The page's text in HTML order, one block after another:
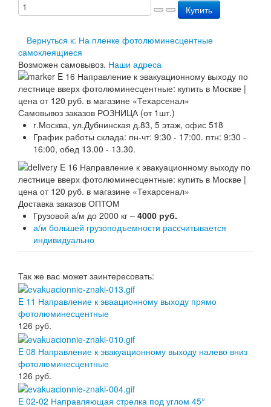
Сертификаты
Контакты
Купить
Вернуться к: На пленке фотолюминесцентные
самоклеящиеся
Возможен самовывоз. Наши адреса
Самовывоз заказов РОЗНИЦА (от 1шт.)
г.Москва, ул.Дубнинская д.83, 5 этаж, офис 518
График работы склада: пн-чт: 9:30 - 17:00. птн: 9:30 -
16:00, обед 13.00 - 13.30.
Доставка заказов ОПТОМ
Грузовой а/м до 2000 кг – 4000 руб.
а/м большей грузоподъемности рассчитывается
индивидуально
Так же вас может заинтересовать:
E 11 Направление к эваационному выходу прямо
фотолюминесцентные
126 руб.
E 08 Направление к эвакуационному выходу налево вниз
фотолюминесцентные
126 руб.
E 02-02 Направляющая стрелка под углом 45°